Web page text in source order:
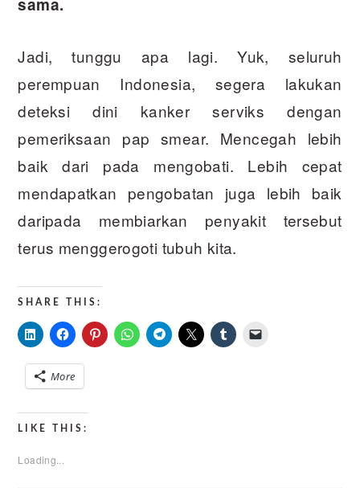
sama.
Jadi, tunggu apa lagi. Yuk, seluruh
perempuan Indonesia, segera lakukan
deteksi dini kanker serviks dengan
pemeriksaan pap smear. Mencegah lebih
baik dari pada mengobati. Lebih cepat
mendapatkan pengobatan juga lebih baik
daripada membiarkan penyakit tersebut
terus menggerogoti tubuh kita.
SHARE THIS:
More
LIKE THIS:
Loading...